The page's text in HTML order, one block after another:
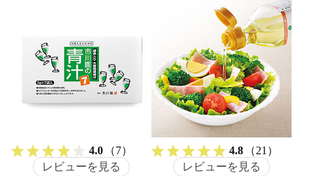
4.0
（7）
レビューを見る
4.8
（21）
レビューを見る